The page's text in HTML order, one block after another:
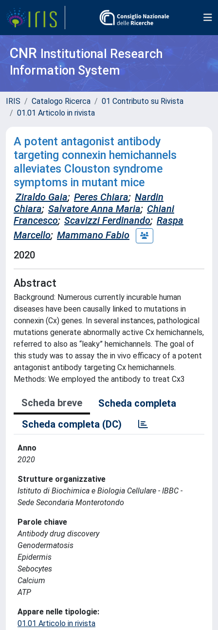
CNR Institutional Research
Information System
IRIS Catalogo Ricerca
01 Contributo su Rivista
01.01 Articolo in rivista
A potent antagonist antibody
targeting connexin hemichannels
alleviates Clouston syndrome
symptoms in mutant mice
Ziraldo Gaia; Peres Chiara; Nardin
Chiara; Salvatore Anna Maria; Chiani
Francesco; Scavizzi Ferdinando; Raspa
Marcello; Mammano Fabio
2020
Abstract
Background: Numerous currently incurable human
diseases have been causally linked to mutations in
connexin (Cx) genes. In several instances, pathological
mutations generate abnormally active Cx hemichannels,
referred to also as “leaky” hemichannels. The goal of
this study was to assay the in vivo efficacy of a potent
antagonist antibody targeting Cx hemichannels.
Methods: We employed the antibody to treat Cx3
Scheda breve
Scheda completa
Scheda completa (DC)
Anno
2020
Strutture organizzative
Istituto di Biochimica e Biologia Cellulare - IBBC -
Sede Secondaria Monterotondo
Parole chiave
Antibody drug discovery
Genodermatosis
Epidermis
Sebocytes
Calcium
ATP
Appare nelle tipologie:
01.01 Articolo in rivista